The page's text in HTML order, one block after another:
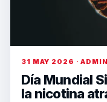
31 MAY 2026 · ADMIN
Día Mundial
la nicotina